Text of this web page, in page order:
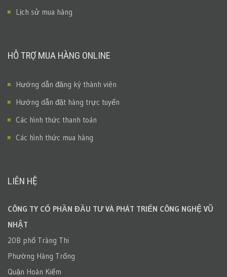
Lịch sử mua hàng
HỖ TRỢ MUA HÀNG ONLINE
Hướng dẫn đăng ký thành viên
Hướng dẫn đặt hàng trực tuyến
Các hình thức thanh toán
Các hình thức mua hàng
LIÊN HỆ
CÔNG TY CỔ PHẦN ĐẦU TƯ VÀ PHÁT TRIỂN CÔNG NGHỆ VŨ
NHẬT
20B phố Tràng Thi
Phường Hàng Trống
Quận Hoàn Kiếm